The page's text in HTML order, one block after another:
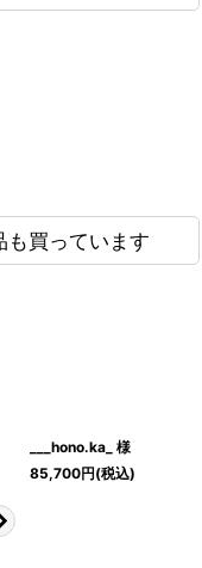
も買っています
___hono.ka_ 様
85,700円(税込)